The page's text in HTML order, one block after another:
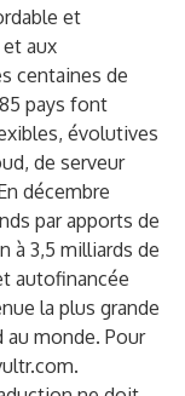
et
aux
centaines de
pays font
évolutives
de serveur
décembre
par apports de
à 3,5 milliards de
autofinancée
la plus grande
monde. Pour
.